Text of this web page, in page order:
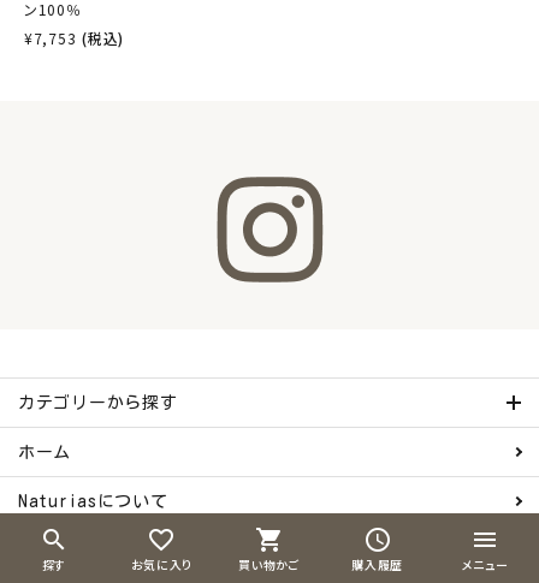
search
探す
favorite_border
お気に入り
shopping_cart
買い物かご
schedule
購入履歴
menu
メニュー
ン100％
¥7,753 (税込)
カテゴリーから探す
ホーム
Naturiasについて
ご利用ガイド